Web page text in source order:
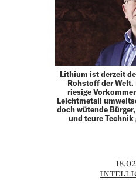
Lithium ist derzeit
Rohstoff der
riesige
Leichtmetall
doch wütende
und teure